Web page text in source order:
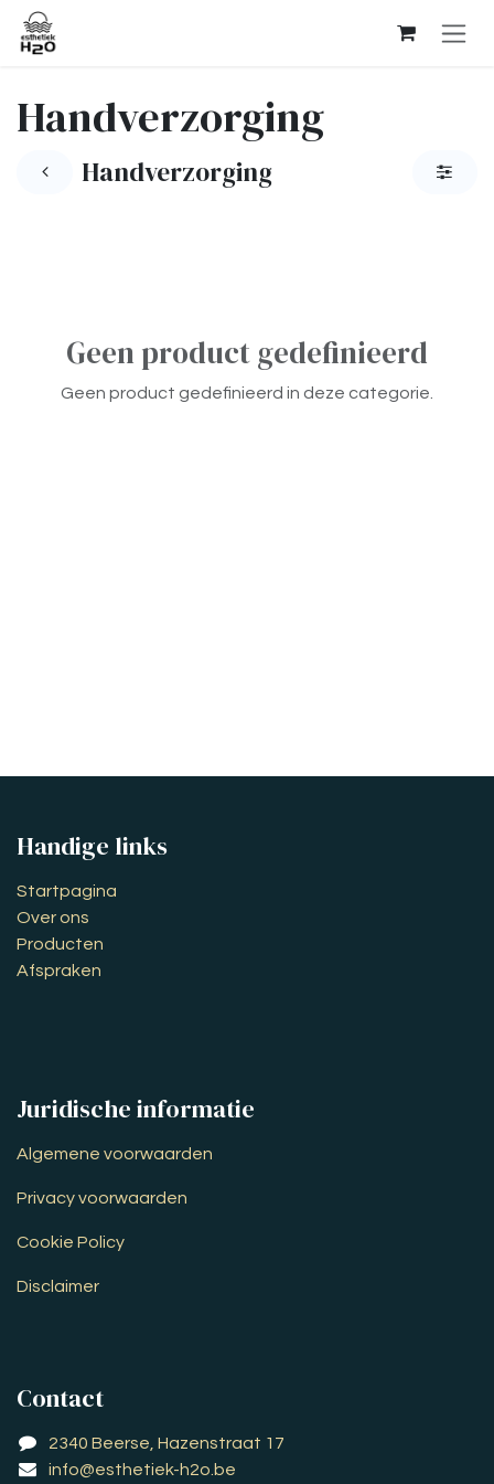
Overslaan naar inhoud
Handverzorging
Handverzorging
Geen product gedefinieerd
Geen product gedefinieerd in deze categorie.
Handige links
Startpagina
Over ons
Producten
Afspraken
Juridische informatie
Algemene voorwaarden
Privacy voorwaarden
Cookie Policy
Disclaimer
Contact
2340 Beerse, Hazenstraat 17
info@esthetiek-h2o.be